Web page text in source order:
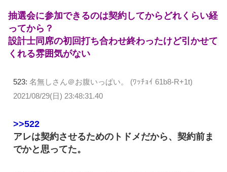
抽選会に参加できるのは契約してからどれくらい経
ってから？
設計士同席の初回打ち合わせ終わったけど引かせて
くれる雰囲気がない
523: 名無しさん＠お腹いっぱい。 (ﾜｯﾁｮｲ 61b8-R+1t)
2021/08/29(日) 23:48:31.40
>>522
アレは契約させるためのトドメだから、契約前ま
でかと思ってた。